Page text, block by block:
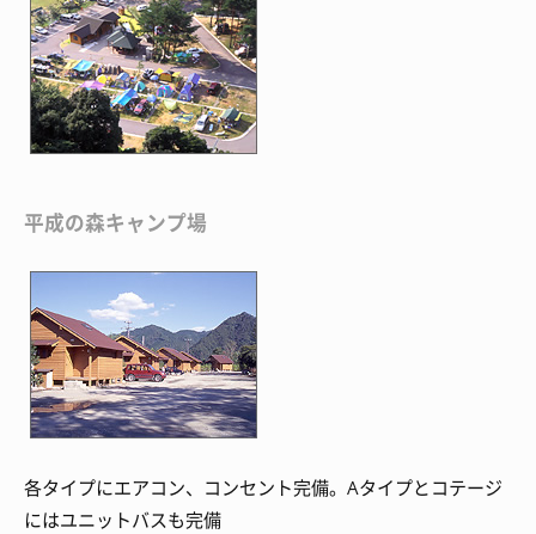
平成の森キャンプ場
各タイプにエアコン、コンセント完備。Aタイプとコテージ
にはユニットバスも完備